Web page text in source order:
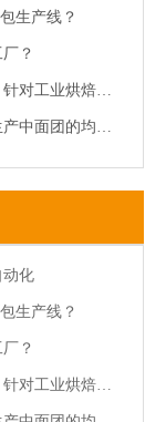
生产线？
？
2026年烘焙自动化能降低多少人工成本？针对工业烘焙的分析
欧美佳螺旋式搅拌机如何提升工业烘焙生产中面团的均匀度与稳定性？
动化
生产线？
？
2026年烘焙自动化能降低多少人工成本？针对工业烘焙的分析